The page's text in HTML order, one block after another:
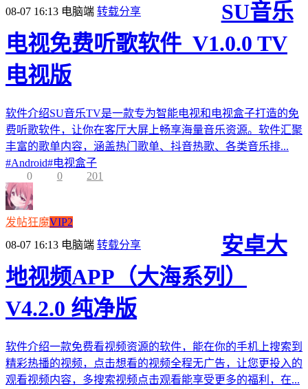
08-07 16:13 电脑端 转载分享
SU音乐
电视免费听歌软件_V1.0.0 TV
电视版
软件介绍SU音乐TV是一款专为智能电视和电视盒子打造的免
费听歌软件，让你在客厅大屏上畅享海量音乐资源。软件汇聚
丰富的歌单内容，涵盖热门歌单、抖音热歌、各类音乐排...
#Android#电视盒子
0
0 201
发帖狂魔VIP2
08-07 16:13 电脑端 转载分享
安卓大
地视频APP（大海系列）
V4.2.0 纯净版
软件介绍一款免费看视频资源的软件，能在你的手机上搜索到
精彩热播的视频，点击想看的视频全程无广告，让您更投入的
观看视频内容，多搜索视频点击观看能享受更多的福利，在...